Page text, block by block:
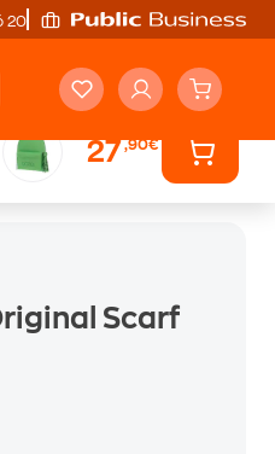
20'
27,90€
Scarf